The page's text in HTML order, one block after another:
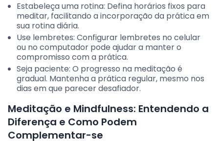
Estabeleça uma rotina: Defina horários fixos para
meditar, facilitando a incorporação da prática em
sua rotina diária.
Use lembretes: Configurar lembretes no celular
ou no computador pode ajudar a manter o
compromisso com a prática.
Seja paciente: O progresso na meditação é
gradual. Mantenha a prática regular, mesmo nos
dias em que parecer desafiador.
Meditação e Mindfulness: Entendendo a
Diferença e Como Podem
Complementar-se